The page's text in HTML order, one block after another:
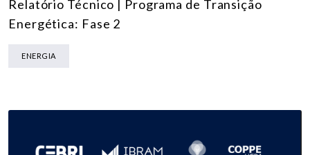
Relatório Técnico | Programa de Transição
Energética: Fase 2
ENERGIA